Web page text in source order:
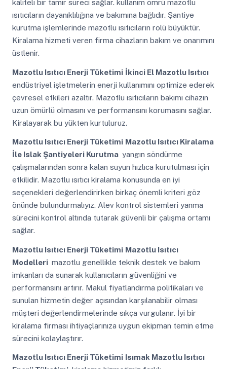
kaliteli bir tamir süreci sağlar. kullanım ömrü mazotlu
ısıtıcıların dayanıklılığına ve bakımına bağlıdır. Şantiye
kurutma işlemlerinde mazotlu ısıtıcıların rolü büyüktür.
Kiralama hizmeti veren firma cihazların bakım ve onarımını
üstlenir.
Mazotlu Isıtıcı Enerji Tüketimi İkinci El Mazotlu Isıtıcı
endüstriyel işletmelerin enerji kullanımını optimize ederek
çevresel etkileri azaltır. Mazotlu ısıtıcıların bakımı cihazın
uzun ömürlü olmasını ve performansını korumasını sağlar.
Kiralayarak bu yükten kurtuluruz.
Mazotlu Isıtıcı Enerji Tüketimi Mazotlu Isıtıcı Kiralama
İle Islak Şantiyeleri Kurutma yangın söndürme
çalışmalarından sonra kalan suyun hızlıca kurutulması için
etkilidir. Mazotlu ısıtıcı kiralama konusunda en iyi
seçenekleri değerlendirirken birkaç önemli kriteri göz
önünde bulundurmalıyız. Alev kontrol sistemleri yanma
sürecini kontrol altında tutarak güvenli bir çalışma ortamı
sağlar.
Mazotlu Isıtıcı Enerji Tüketimi Mazotlu Isıtıcı
Modelleri mazotlu genellikle teknik destek ve bakım
imkanları da sunarak kullanıcıların güvenliğini ve
performansını artırır. Makul fiyatlandırma politikaları ve
sunulan hizmetin değer açısından karşılanabilir olması
müşteri değerlendirmelerinde sıkça vurgulanır. İyi bir
kiralama firması ihtiyaçlarınıza uygun ekipman temin etme
sürecini kolaylaştırır.
Mazotlu Isıtıcı Enerji Tüketimi Isımak Mazotlu Isıtıcı